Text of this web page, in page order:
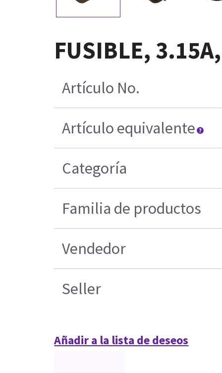
FUSIBLE,
Artículo No.
Artículo equivalente
Categoría
Familia de productos
Vendedor
Seller
Añadir a la lista de deseos